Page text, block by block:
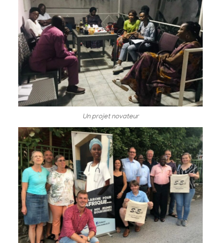
Un projet novateur